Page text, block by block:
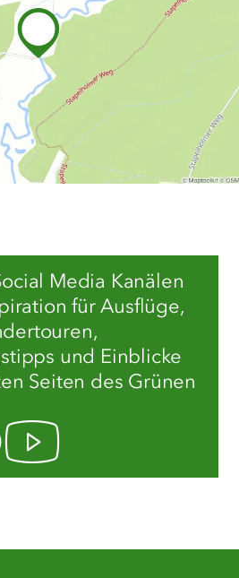
Media Kanälen
für Ausflüge,
und Einblicke
Seiten des Grünen
Youtube